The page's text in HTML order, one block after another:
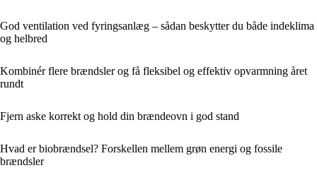
God ventilation ved fyringsanlæg – sådan beskytter du både indeklima
og helbred
Kombinér flere brændsler og få fleksibel og effektiv opvarmning året
rundt
Fjern aske korrekt og hold din brændeovn i god stand
Hvad er biobrændsel? Forskellen mellem grøn energi og fossile
brændsler